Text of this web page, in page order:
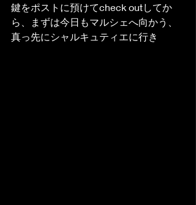
鍵をポストに預けてcheck outしてか
ら、まずは今日もマルシェへ向かう、
真っ先にシャルキュティエに行き